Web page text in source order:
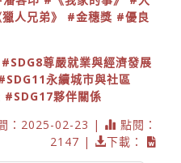
人兄弟》 #金穗獎 #優良
#SDG8尊嚴就業與經濟發展
永續城市與社區
#SDG17夥伴關係
：2025-02-23 |
點閱：
2147 |
下載：